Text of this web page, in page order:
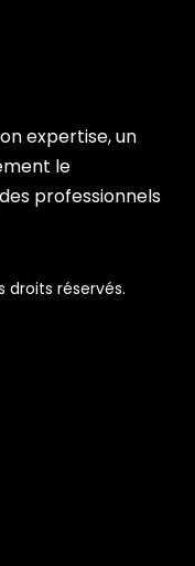
expertise, un
le
professionnels
droits réservés.